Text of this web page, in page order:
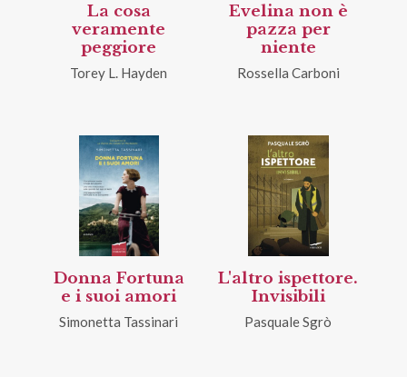
La cosa
veramente
peggiore
Torey L. Hayden
Evelina non è
pazza per
niente
Rossella Carboni
Donna Fortuna
e i suoi amori
Simonetta Tassinari
L'altro ispettore.
Invisibili
Pasquale Sgrò